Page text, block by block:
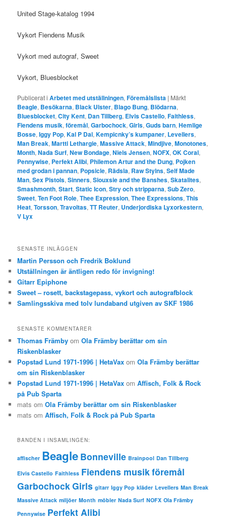
United Stage-katalog 1994
Vykort Fiendens Musik
Vykort med autograf, Sweet
Vykort, Bluesblocket
Publicerat i Arbetet med utställningen,Föremålslista | Märkt
Beagle, Besökarna, Black Ulster, Blago Bung, Blödarna,
Bluesblocket,City Kent, Dan Tillberg, Elvis Castello,Faithless,
Fiendens musik,föremål,Garbochock,Girls,Guds barn,Hemlige
Bosse,Iggy Pop,Kal P Dal,Kempicnky’s kumpaner, Levellers,
Man Break,Martti Lethargie,Massive Attack,Mindjive,Monotones,
Month,Nada Surf,New Bondage,Niels Jensen,NOFX,OK Coral,
Pennywise, Perfekt Alibi, Philemon Artur and the Dung, Pojken
med grodan i pannan, Popsicle, Rädsla, Raw Stylns,Self Made
Man,Sex Pistols,Sinners,Siouxsie and the Banshes,Skatalites,
Smashmonth,Start,Static Icon,Stry och stripparna,Sub Zero,
Sweet,Ten Foot Role,Thee Expression,Thee Expressions,This
Heat,Torsson,Travoltas,TT Reuter, Underjordiska Lyxorkestern,
V Lyx
SENASTE INLÄGGEN
Martin Persson och Fredrik Boklund
Utställningen är äntligen redo för invigning!
Gitarr Epiphone
Sweet – rosett, backstagepass, vykort och autografblock
Samlingsskiva med tolv lundaband utgiven av SKF 1986
SENASTE KOMMENTARER
Thomas Främby omOla Främby berättar om sin
Riskenblasker
Popstad Lund 1971-1996 | HetaVax omOla Främby berättar
om sin Riskenblasker
Popstad Lund 1971-1996 | HetaVax omAffisch, Folk & Rock
på Pub Sparta
mats omOla Främby berättar om sin Riskenblasker
mats omAffisch, Folk & Rock på Pub Sparta
BANDEN I INSAMLINGEN:
affischer Beagle Bonneville Brainpool Dan Tillberg
Elvis Castello Faithless Fiendens musikföremål
GarbochockGirls gitarr Iggy Pop kläder Levellers Man Break
Massive Attack miljöer Month möbler Nada Surf NOFX Ola Främby
Pennywise Perfekt Alibi